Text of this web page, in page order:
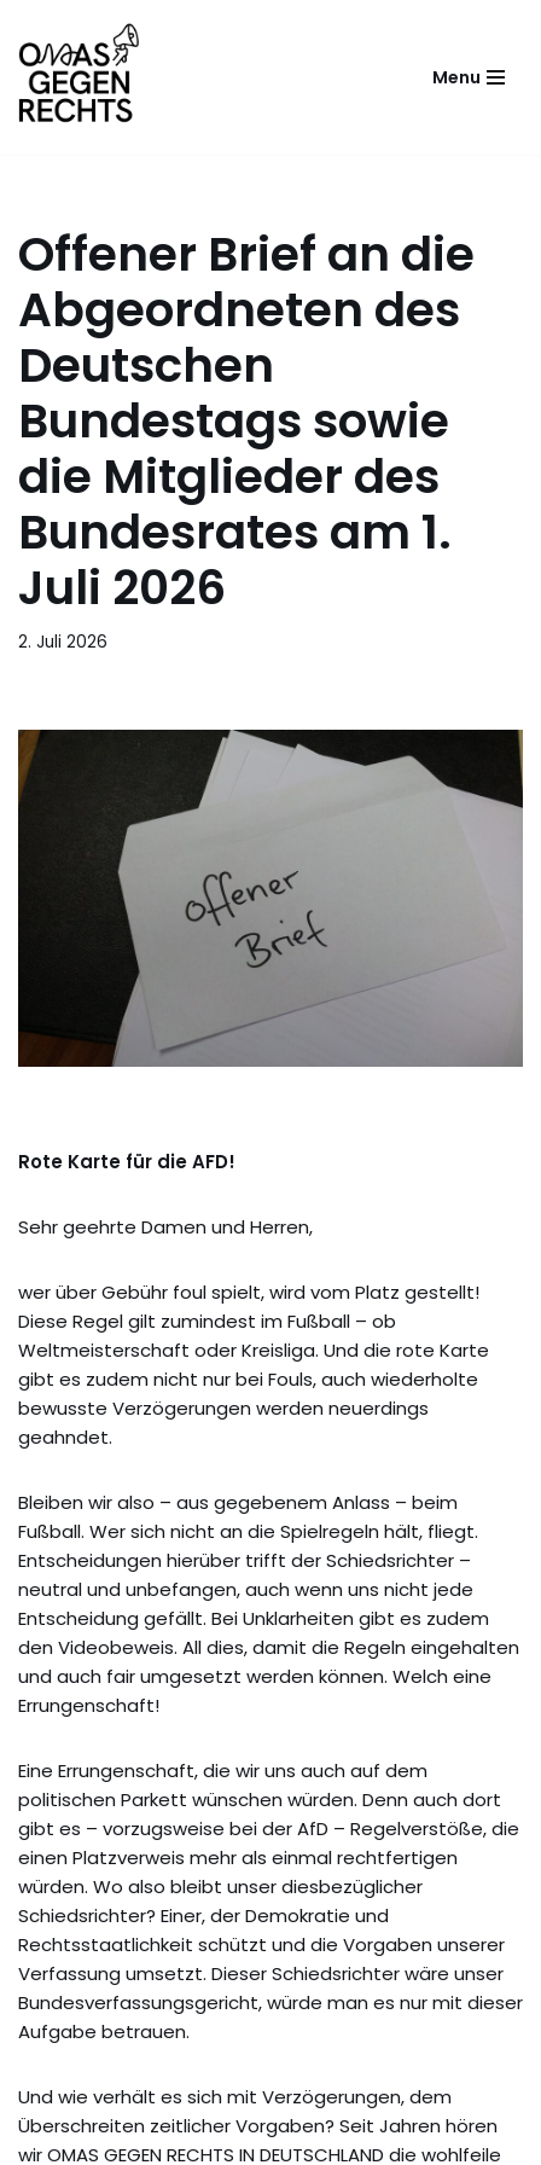
Zum
Inhalt
springen
Menu
Offener Brief an die
Abgeordneten des
Deutschen
Bundestags sowie
die Mitglieder des
Bundesrates am 1.
Juli 2026
2. Juli 2026
Rote Karte für die AFD!
Sehr geehrte Damen und Herren,
wer über Gebühr foul spielt, wird vom Platz gestellt!
Diese Regel gilt zumindest im Fußball – ob
Weltmeisterschaft oder Kreisliga. Und die rote Karte
gibt es zudem nicht nur bei Fouls, auch wiederholte
bewusste Verzögerungen werden neuerdings
geahndet.
Bleiben wir also – aus gegebenem Anlass – beim
Fußball. Wer sich nicht an die Spielregeln hält, fliegt.
Entscheidungen hierüber trifft der Schiedsrichter –
neutral und unbefangen, auch wenn uns nicht jede
Entscheidung gefällt. Bei Unklarheiten gibt es zudem
den Videobeweis. All dies, damit die Regeln eingehalten
und auch fair umgesetzt werden können. Welch eine
Errungenschaft!
Eine Errungenschaft, die wir uns auch auf dem
politischen Parkett wünschen würden. Denn auch dort
gibt es – vorzugsweise bei der AfD – Regelverstöße, die
einen Platzverweis mehr als einmal rechtfertigen
würden. Wo also bleibt unser diesbezüglicher
Schiedsrichter? Einer, der Demokratie und
Rechtsstaatlichkeit schützt und die Vorgaben unserer
Verfassung umsetzt. Dieser Schiedsrichter wäre unser
Bundesverfassungsgericht, würde man es nur mit dieser
Aufgabe betrauen.
Und wie verhält es sich mit Verzögerungen, dem
Überschreiten zeitlicher Vorgaben? Seit Jahren hören
wir OMAS GEGEN RECHTS IN DEUTSCHLAND die wohlfeile